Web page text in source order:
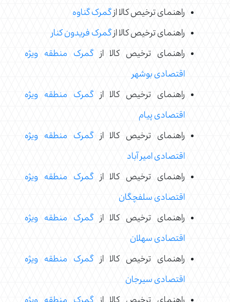
راهنمای ترخیص کالا ازگمرک گناوه
راهنمای ترخیص کالا ازگمرک فریدون کنار
راهنمای ترخیص کالا ازگمرک منطقه ویژه
اقتصادی بوشهر
راهنمای ترخیص کالا ازگمرک منطقه ویژه
اقتصادی پیام
راهنمای ترخیص کالا ازگمرک منطقه ویژه
اقتصادی امیر آباد
راهنمای ترخیص کالا ازگمرک منطقه ویژه
اقتصادی سلفچگان
راهنمای ترخیص کالا ازگمرک منطقه ویژه
اقتصادی سهلان
راهنمای ترخیص کالا ازگمرک منطقه ویژه
اقتصادی سیرجان